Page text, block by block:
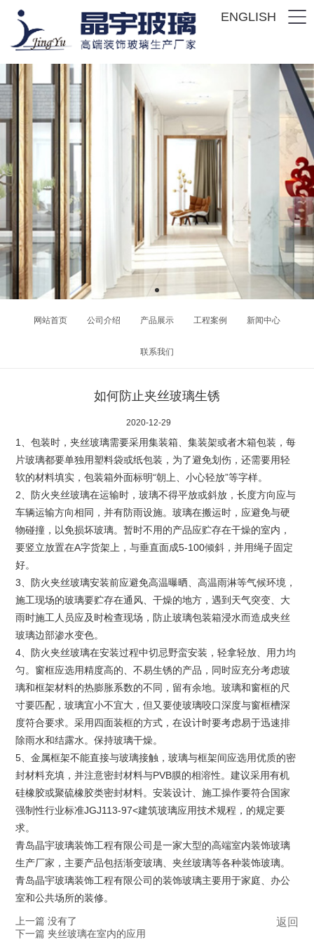
ENGLISH
网站首页 公司介绍 产品展示 工程案例 新闻中心
联系我们
如何防止夹丝玻璃生锈
2020-12-29
1、包装时，夹丝玻璃需要采用集装箱、集装架或者木箱包装，每
片玻璃都要单独用塑料袋或纸包装，为了避免划伤，还需要用轻
软的材料填实，包装箱外面标明“朝上、小心轻放”等字样。
2、防火夹丝玻璃在运输时，玻璃不得平放或斜放，长度方向应与
车辆运输方向相同，并有防雨设施。玻璃在搬运时，应避免与硬
物碰撞，以免损坏玻璃。暂时不用的产品应贮存在干燥的室内，
要竖立放置在A字货架上，与垂直面成5-100倾斜，并用绳子固定
好。
3、防火夹丝玻璃安装前应避免高温曝晒、高温雨淋等气候环境，
施工现场的玻璃要贮存在通风、干燥的地方，遇到天气突变、大
雨时施工人员应及时检查现场，防止玻璃包装箱浸水而造成夹丝
玻璃边部渗水变色。
4、防火夹丝玻璃在安装过程中切忌野蛮安装，轻拿轻放、用力均
匀。窗框应选用精度高的、不易生锈的产品，同时应充分考虑玻
璃和框架材料的热膨胀系数的不同，留有余地。玻璃和窗框的尺
寸要匹配，玻璃宜小不宜大，但又要使玻璃咬口深度与窗框槽深
度符合要求。采用四面装框的方式，在设计时要考虑易于迅速排
除雨水和结露水。保持玻璃干燥。
5、金属框架不能直接与玻璃接触，玻璃与框架间应选用优质的密
封材料充填，并注意密封材料与PVB膜的相溶性。建议采用有机
硅橡胶或聚硫橡胶类密封材料。安装设计、施工操作要符合国家
强制性行业标准JGJ113-97<建筑玻璃应用技术规程，的规定要
求。
青岛晶宇玻璃装饰工程有限公司是一家大型的高端室内装饰玻璃
生产厂家，主要产品包括渐变玻璃、夹丝玻璃等各种装饰玻璃。
青岛晶宇玻璃装饰工程有限公司的装饰玻璃主要用于家庭、办公
室和公共场所的装修。
返回
上一篇 没有了
下一篇 夹丝玻璃在室内的应用